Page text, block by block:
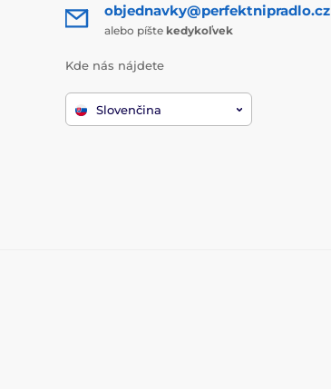
objednavky@perfektnipradlo.cz
alebo píšte kedykoľvek
Kde nás nájdete
Slovenčina